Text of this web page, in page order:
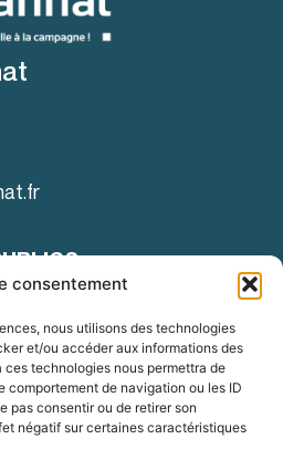
consentement
nous utilisons des technologies
et/ou accéder aux informations des
technologies nous permettra de
comportement de navigation ou les ID
pas consentir ou de retirer son
négatif sur certaines caractéristiques
12h et de 14h à 18h
12h et de 14h à 19h
:
à 18h